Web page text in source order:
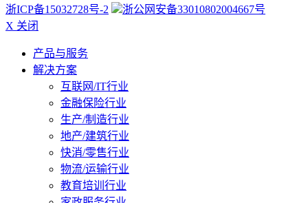
浙ICP备15032728号-2
浙公网安备33010802004667号
X 关闭
产品与服务
解决方案
互联网/IT行业
金融保险行业
生产/制造行业
地产/建筑行业
快消/零售行业
物流/运输行业
教育培训行业